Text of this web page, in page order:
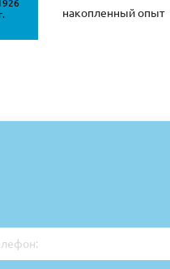
накопленный опыт